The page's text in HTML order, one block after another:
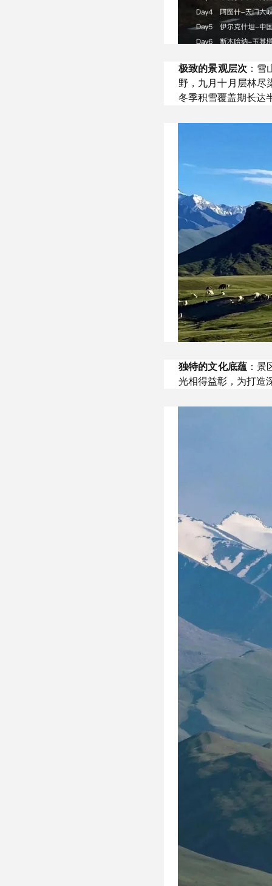
极致的景观层次 ：
野，九月十月层林尽
冬季积雪覆盖期长达
独特的文化底蕴：景
光相得益彰，为打造